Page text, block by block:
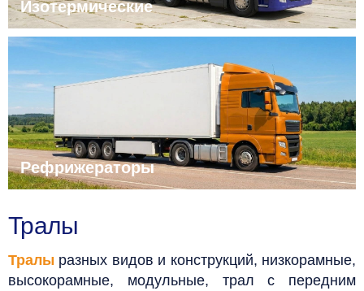
Изотермические
Рефрижераторы
Тралы
Тралы разных видов и конструкций, низкорамные,
высокорамные, модульные, трал с передним